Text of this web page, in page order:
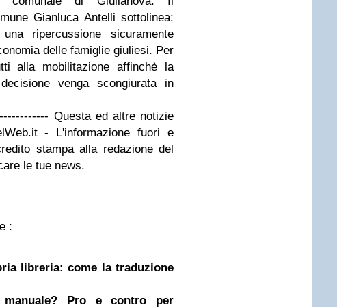
Gianluca Antelli sottolinea:
ripercussione sicuramente
delle famiglie giuliesi. Per
alla mobilitazione affinchè la
venga scongiurata in
Questa ed altre notizie
- L'informazione fuori e
stampa alla redazione del
le tue news.
:
libreria: come la traduzione
Pro e contro per